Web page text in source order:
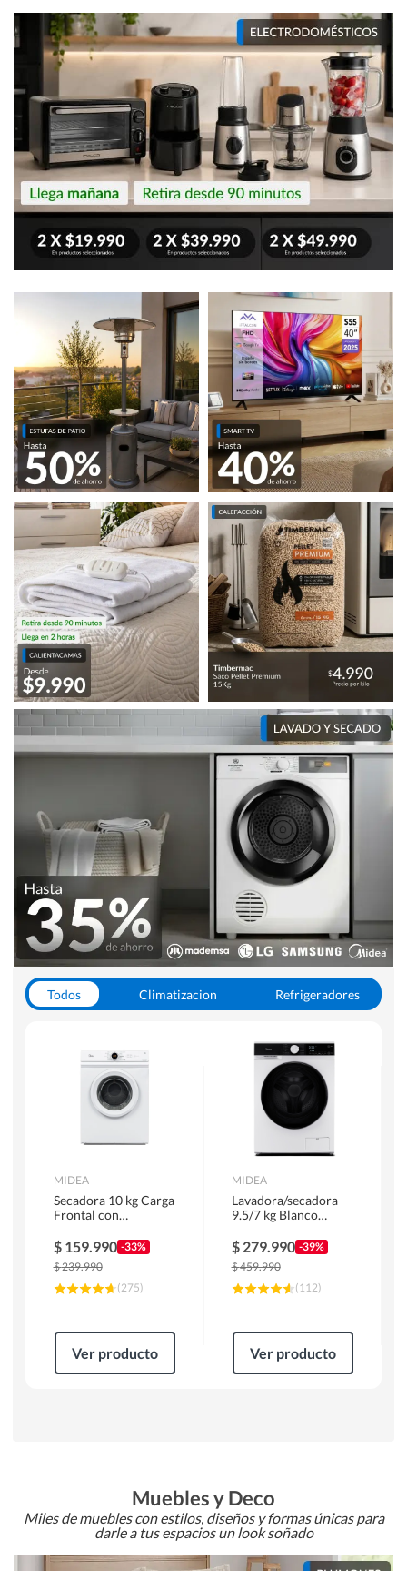
Todos Climatizacion
Refrigeradores
Otros
MIDEA
Secadora 10 kg Carga
Frontal con
MD100A100/W2
$ 159.990 -33%
$239.990
(275)
Ver producto
MIDEA
Lavadora/secadora
9.5/7 kg Blanco
$ 279.990 -39%
$459.990
(112)
Ver producto
Muebles y Deco
Miles de muebles con estilos, diseños y formas únicas para
darle a tus espacios un look soñado